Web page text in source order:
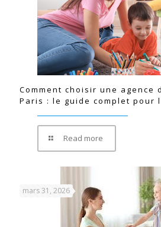
Comment choisir une agence
Paris : le guide complet pour
Read more
mars 31, 2026